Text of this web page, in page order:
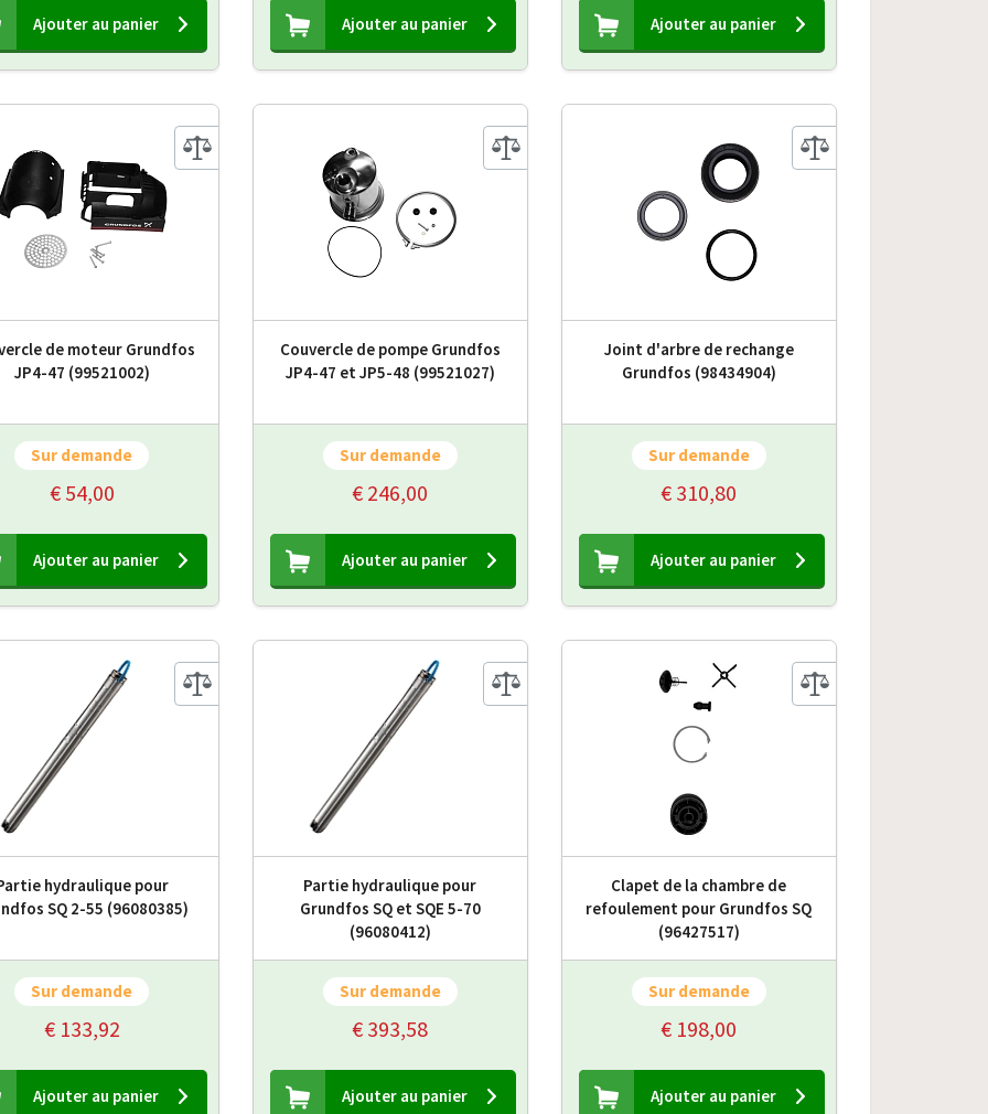
Ajouter au panier Ajouter au panier Ajouter au panier
de moteur Grundfos
JP4-47 (99521002)
Sur demande
€ 54,00
Ajouter au panier
Couvercle de pompe Grundfos
JP4-47 et JP5-48 (99521027)
Sur demande
€ 246,00
Ajouter au panier
Joint d'arbre de rechange
Grundfos (98434904)
Sur demande
€ 310,80
Ajouter au panier
hydraulique pour
SQ 2-55 (96080385)
Sur demande
€ 133,92
Ajouter au panier
Partie hydraulique pour
Grundfos SQ et SQE 5-70
(96080412)
Sur demande
€ 393,58
Ajouter au panier
Clapet de la chambre de
refoulement pour Grundfos SQ
(96427517)
Sur demande
€ 198,00
Ajouter au panier